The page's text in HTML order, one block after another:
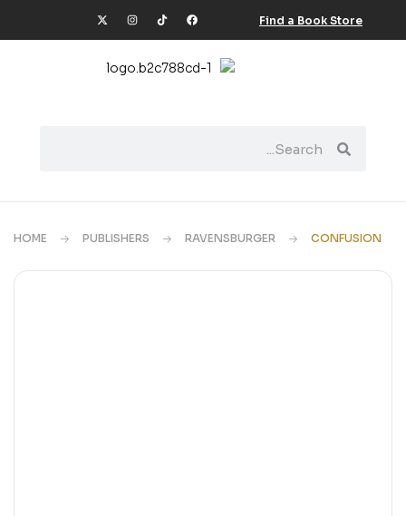
Find a Book Store
HOME PUBLISHERS RAVENSBURGER CONFUSION